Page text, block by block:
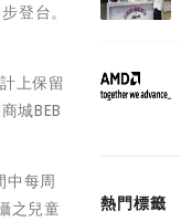
登台。
上保留
城BEB
中每周
之兒童
熱門標籤